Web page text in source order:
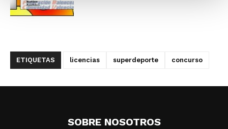
ETIQUETAS licencias superdeporte concurso
SOBRE NOSOTROS